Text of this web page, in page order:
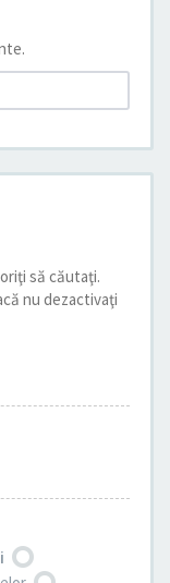
să căutaţi.
nu dezactivaţi